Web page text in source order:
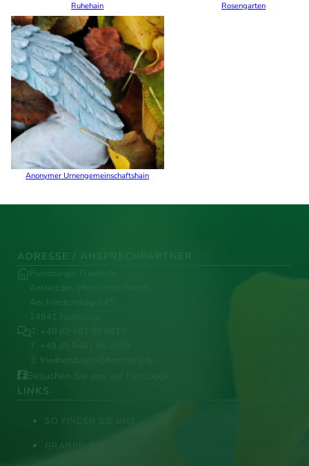
Ruhehain Rosengarten
Anonymer Urnengemeinschaftshain
ADRESSE / ANSPRECHPARTNER
Flensburger Friedhöfe
Anstalt des öffentlichen Rechts
Am Friedenshügel 45
24941 Flensburg
T: +49 (0) 461 85 8619
F: +49 (0) 0461 85 2508
E: friedhofsbuero@flensburg.de
Besuchen Sie uns auf Facebook
LINKS
SO FINDEN SIE UNS
GRABPFLEGE